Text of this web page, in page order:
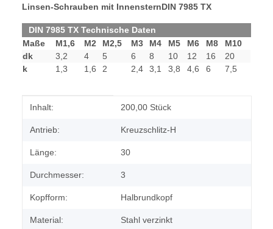
Linsen-Schrauben mit InnensternDIN 7985 TX
DIN 7985 TX Technische Daten
Maße
M1,6 M2 M2,5 M3 M4 M5 M6 M8
M10
dk
3,2 4 5 6 8 10 12 16
20
k
1,3 1,6 2 2,4 3,1 3,8 4,6 6 7,5
Produkteigenschaft
Wert
Inhalt: 200,00 Stück
Antrieb: Kreuzschlitz-H
Länge: 30
Durchmesser: 3
Kopfform: Halbrundkopf
Material: Stahl verzinkt